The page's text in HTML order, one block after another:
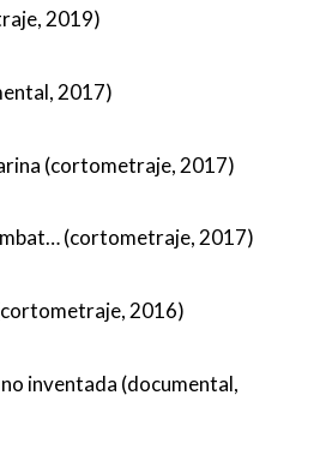
2019)
2017)
(cortometraje, 2017)
(cortometraje, 2017)
2016)
inventada (documental,